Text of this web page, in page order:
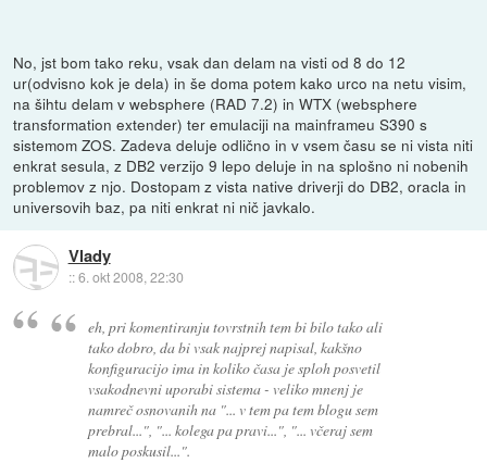
No, jst bom tako reku, vsak dan delam na visti od 8 do 12
ur(odvisno kok je dela) in še doma potem kako urco na netu visim,
na šihtu delam v websphere (RAD 7.2) in WTX (websphere
transformation extender) ter emulaciji na mainframeu S390 s
sistemom ZOS. Zadeva deluje odlično in v vsem času se ni vista niti
enkrat sesula, z DB2 verzijo 9 lepo deluje in na splošno ni nobenih
problemov z njo. Dostopam z vista native driverji do DB2, oracla in
universovih baz, pa niti enkrat ni nič javkalo.
Vlady
::6. okt 2008, 22:30
eh, pri komentiranju tovrstnih tem bi bilo tako ali
tako dobro, da bi vsak najprej napisal, kakšno
konfiguracijo ima in koliko časa je sploh posvetil
vsakodnevni uporabi sistema - veliko mnenj je
namreč osnovanih na "... v tem pa tem blogu sem
prebral...", "... kolega pa pravi...", "... včeraj sem
malo poskusil...".